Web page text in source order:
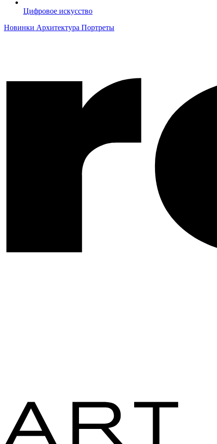
Цифровое искусство
Новинки Архитектура Портреты